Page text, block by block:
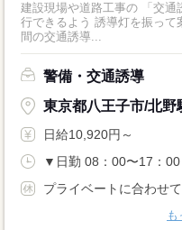
建設現場や道路工事の 「交通誘導」の
行できるよう 誘導灯を振って案内！ ▼働く現場は... 【住
間の交通誘導...
警備・交通誘導
東京都八王子市/北野
日給10,920円～
▼日勤 08：00〜17：00
プライベートに合わせ
も